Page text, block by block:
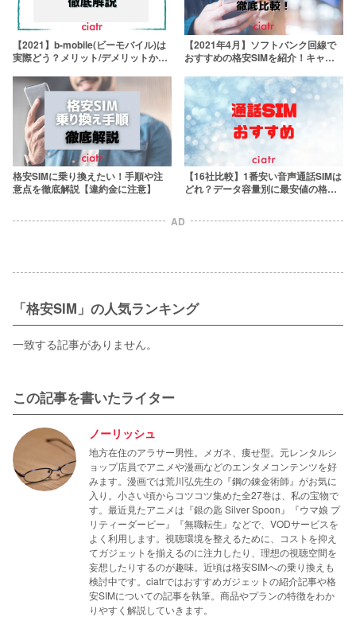
【2021】b-mobile(ビーモバイル)は
実際どう？メリット/デメリットから
かり【日本通信】
【2021年4月】ソフトバンク回線で
おすすめの格安SIMを紹介！キャン
格安SIMに乗り換えたい！手順や注
意点を徹底解説【違約金に注意】
【16社比較】1番安い音声通話SIMは
どれ？データ容量別に最安値の格安
AD
「格安SIM」の人気ランキング
一致する記事がありません。
この記事を書いたライター
ノーリッシュ
地方在住のアラサー男性。メガネ、痩せ型。元レンタルシ
ョップ店員でアニメや漫画などのエンタメコンテンツを好
みます。漫画では荒川弘先生の『鋼の錬金術師』がお気に
入り。小さい頃からコツコツ集めた全27巻は、私の宝物で
す。最近見たアニメは『銀の匙 Silver Spoon』『ウマ娘 プ
リティーダービー』『無職転生』などで、VODサービスを
よく利用します。視聴環境を整えるために、コストを抑え
てガジェットを揃えるのに注力したり、理想の視聴空間を
妄想したりするのが趣味。近頃は格安SIMへの乗り換えも
検討中です。ciatrではおすすめガジェットの紹介記事や格
安SIMについての記事を執筆。商品やプランの特徴をわか
りやすく解説していきます。